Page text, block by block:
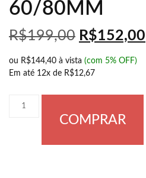
60/80MM
R$199,00 R$152,00
ou R$144,40 à vista (com 5% OFF)
Em até 12x de R$12,67
COMPRAR